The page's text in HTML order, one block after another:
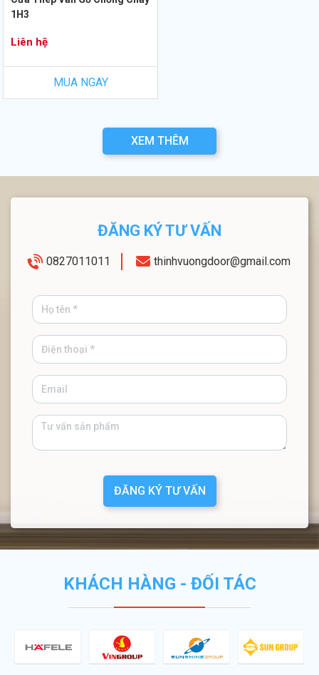
1H3
Liên hệ
MUA NGAY
XEM THÊM
ĐĂNG KÝ TƯ VẤN
0827011011 thinhvuongdoor@gmail.com
ĐĂNG KÝ TƯ VẤN
KHÁCH HÀNG - ĐỐI TÁC